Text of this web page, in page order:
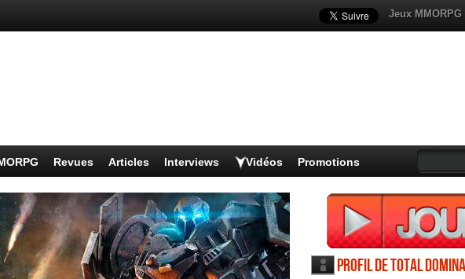
Jeux
Revues Articles Interviews Vidéos Promotions
Profil de Total